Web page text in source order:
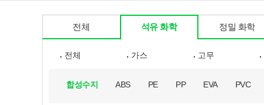
전체 석유 화학 정밀 화학
전체 가스 고무
합성수지 ABS PE PP EVA PVC